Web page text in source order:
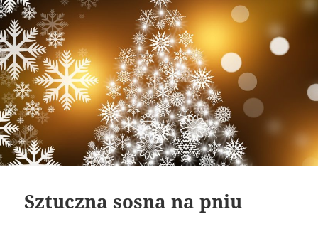
Sztuczna sosna na pniu